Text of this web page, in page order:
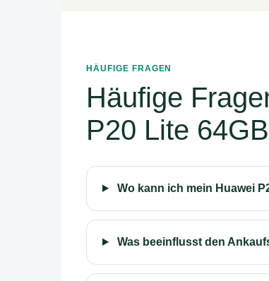
HÄUFIGE FRAGEN
Häufige
P20 Lite 64GB
Wo kann ich mein Huawei
Was beeinflusst den